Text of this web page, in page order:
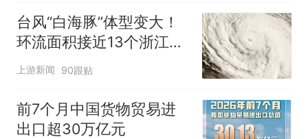
台风“白海豚”体型变大！
环流面积接近13个浙江那
么大
上游新闻 90跟贴
前7个月中国货物贸易进
出口超30万亿元